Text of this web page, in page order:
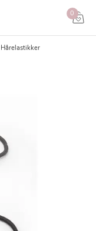
0
Hårelastikker